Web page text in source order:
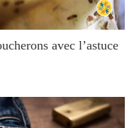
avec l’astuce